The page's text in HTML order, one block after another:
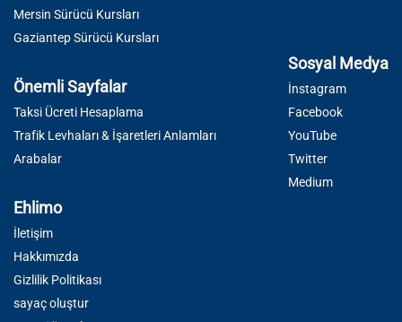
Mersin Sürücü Kursları
Gaziantep Sürücü Kursları
Önemli Sayfalar
Taksi Ücreti Hesaplama
Trafik Levhaları & İşaretleri Anlamları
Arabalar
Sosyal Medya
İnstagram
Facebook
YouTube
Twitter
Medium
Ehlimo
İletişim
Hakkımızda
Gizlilik Politikası
sayaç oluştur